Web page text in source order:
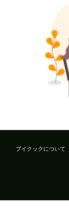
ブイクックについて